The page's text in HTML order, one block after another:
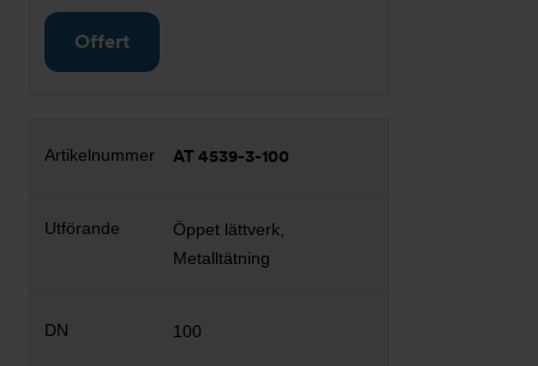
Offert
AT 4539-3-100
Öppet lättverk,
Metalltätning
100